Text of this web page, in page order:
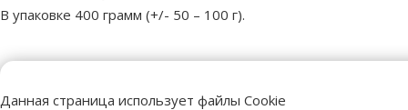
Данная страница использует файлы Cookie
В упаковке 400 грамм (+/- 50 – 100 г).